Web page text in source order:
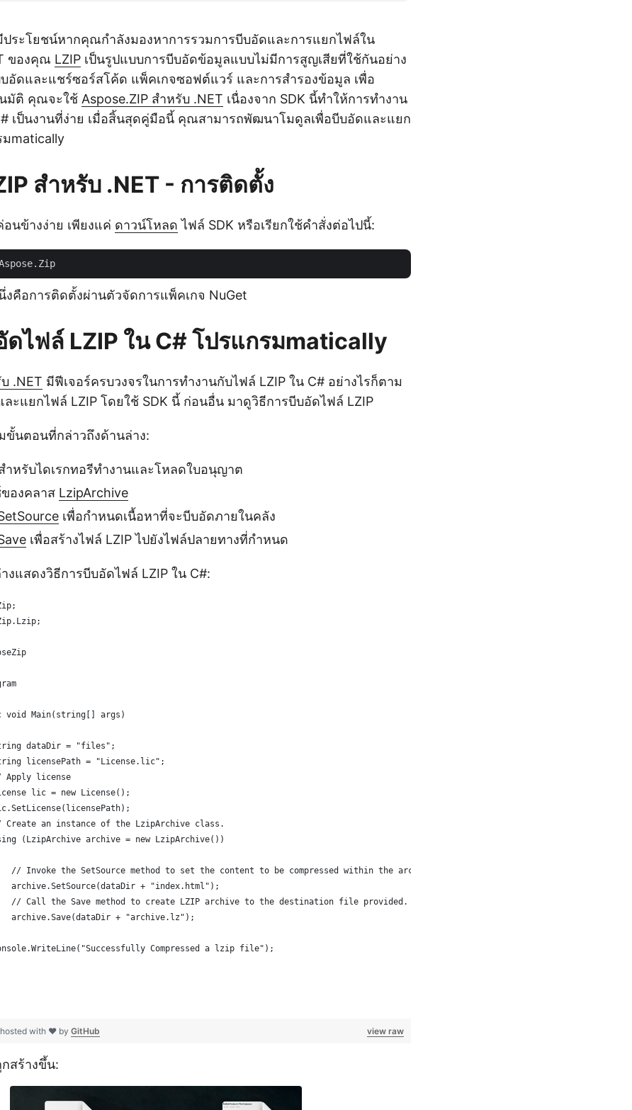
ระโยชน์หากคุณกำลังมองหาการรวมการบีบอัดและการแยกไฟล์ใน
ของคุณ LZIP เป็นรูปแบบการบีบอัดข้อมูลแบบไม่มีการสูญเสียที่ใช้กันอย่าง
อัดและแชร์ซอร์สโค้ด แพ็คเกจซอฟต์แวร์ และการสำรองข้อมูล เพื่อ
มัติ คุณจะใช้ Aspose.ZIP สำหรับ .NET เนื่องจาก SDK นี้ทำให้การทำงาน
เป็นงานที่ง่าย เมื่อสิ้นสุดคู่มือนี้ คุณสามารถพัฒนาโมดูลเพื่อบีบอัดและแยก
มmatically
สำหรับ .NET - การติดตั้ง
นข้างง่าย เพียงแค่ ดาวน์โหลด ไฟล์ SDK หรือเรียกใช้คำสั่งต่อไปนี้:
งคือการติดตั้งผ่านตัวจัดการแพ็คเกจ NuGet
ดไฟล์ LZIP ใน C# โปรแกรมmatically
.NET มีฟีเจอร์ครบวงจรในการทำงานกับไฟล์ LZIP ใน C# อย่างไรก็ตาม
ละแยกไฟล์ LZIP โดยใช้ SDK นี้ ก่อนอื่น มาดูวิธีการบีบอัดไฟล์ LZIP
นตอนที่กล่าวถึงด้านล่าง:
ำหรับไดเรกทอรีทำงานและโหลดใบอนุญาต
องคลาส LzipArchive
เพื่อกำหนดเนื้อหาที่จะบีบอัดภายในคลัง
เพื่อสร้างไฟล์ LZIP ไปยังไฟล์ปลายทางที่กำหนด
งแสดงวิธีการบีบอัดไฟล์ LZIP ใน C#:
void Main(string[] args)
dataDir = "files";
licensePath = "License.lic";
Apply license
lic = new License();
Create an instance of the LzipArchive class.
(LzipArchive archive = new LzipArchive())
// Invoke the SetSource method to set the content to be compressed within the archive.
archive.SetSource(dataDir + "index.html");
// Call the Save method to create LZIP archive to the destination file provided.
archive.Save(dataDir + "archive.lz");
Compressed a lzip file");
view raw
hosted with ❤ by GitHub
สร้างขึ้น: